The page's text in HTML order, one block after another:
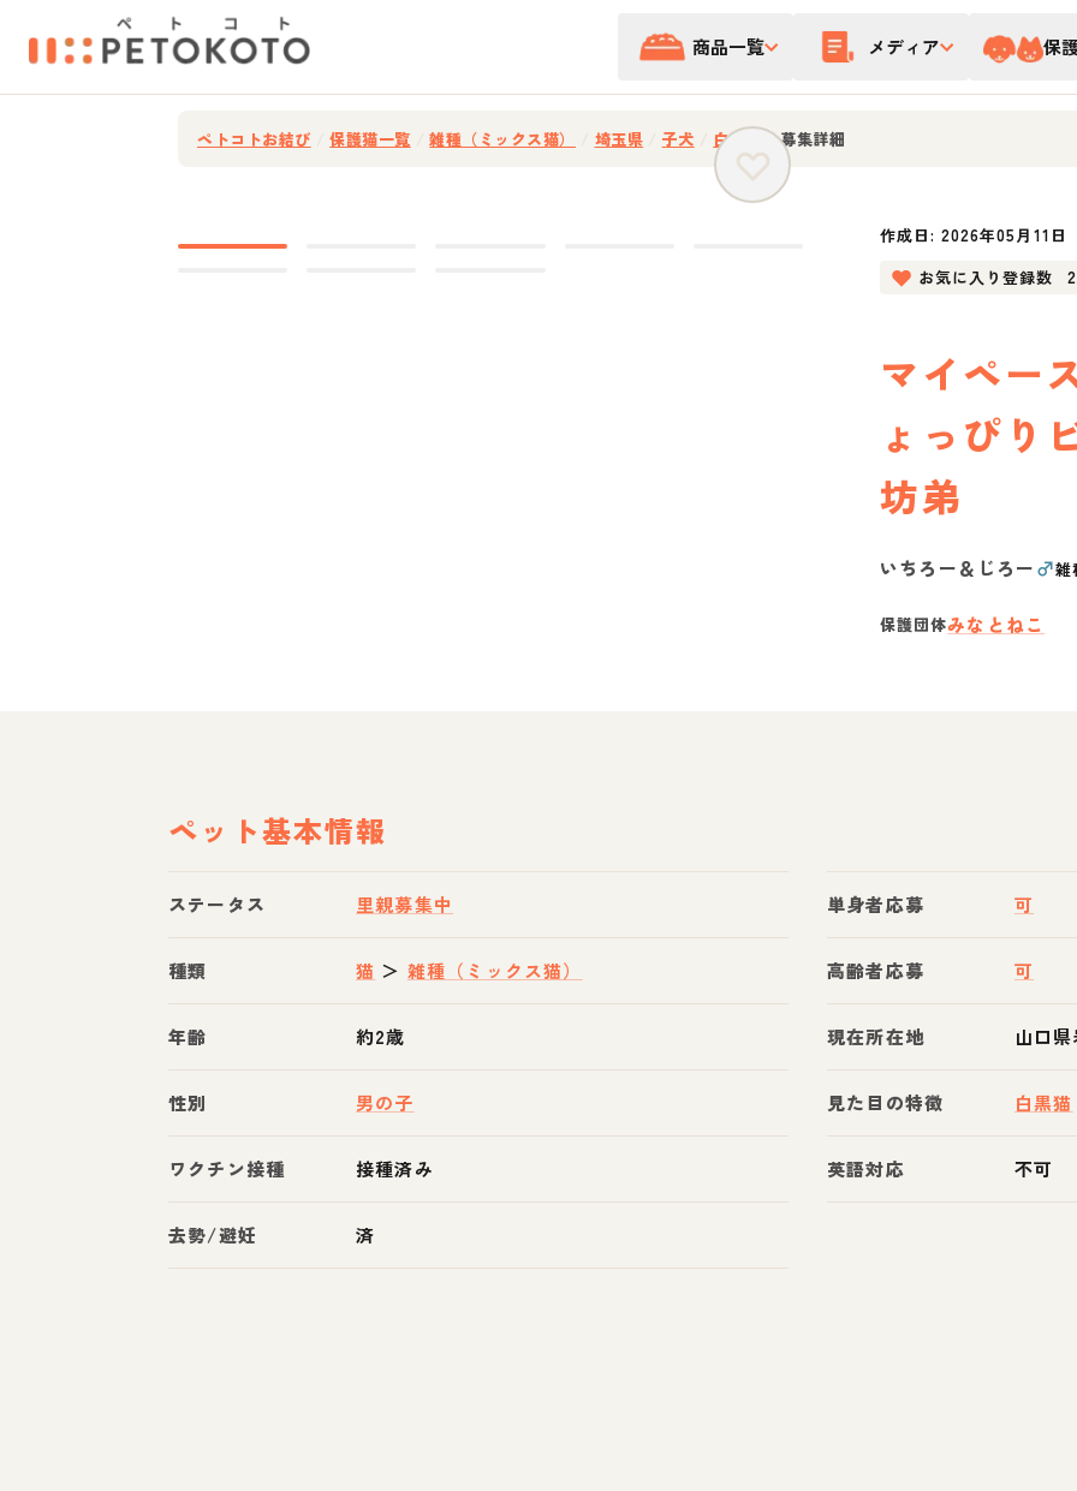
商品一覧 メディア 保
ペトコトお結び 保護猫一覧 雑種（ミックス猫） 埼玉県 子犬 白黒猫 / 募集詳細
作成日:2026年05月11日
お気に入り登録数
マイペー
ょっぴり
坊弟
いちろー＆じろー♂雑
保護団体みなとねこ
ペット基本情報
ステータス 里親募集中
種類 猫 ＞ 雑種（ミックス猫）
年齢 約2歳
性別 男の子
ワクチン接種 接種済み
去勢/避妊 済
単身者応募 可
高齢者応募 可
現在所在地 山口
見た目の特徴 白黒猫
英語対応 不可